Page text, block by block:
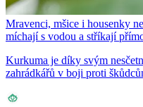
Mravenci, mšice i housenky
míchají s vodou a stříkají
Kurkuma je díky svým
zahrádkářů v boji proti